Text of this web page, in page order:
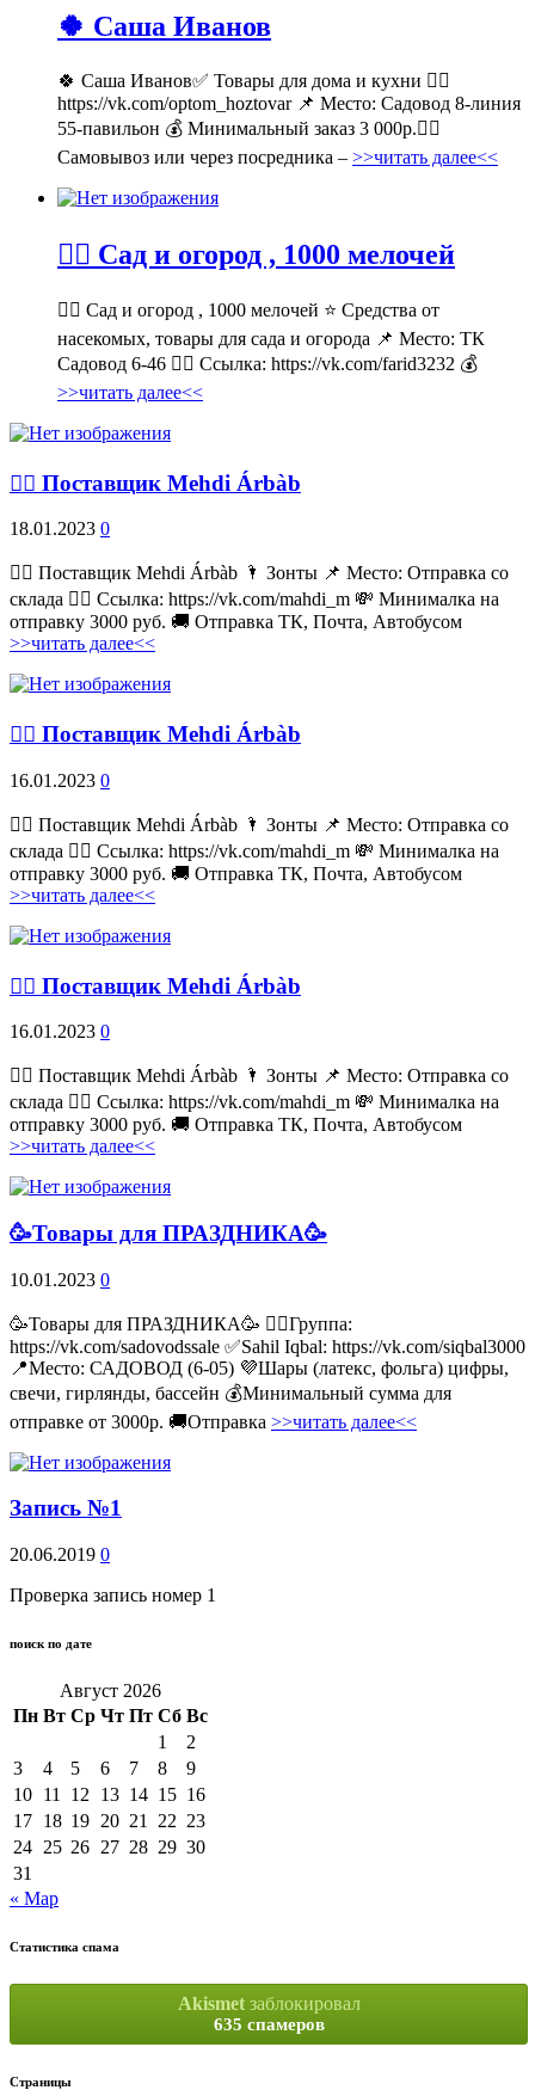
🍀 Саша Иванов
🍀 Саша Иванов✅ Товары для дома и кухни 👉🏻
https://vk.com/optom_hoztovar 📌 Место: Садовод 8-линия
55-павильон 💰 Минимальный заказ 3 000р.🚶‍♀
Самовывоз или через посредника – >>читать далее<<
💁‍♂ Сад и огород , 1000 мелочей
💁‍♂ Сад и огород , 1000 мелочей ⭐ Средства от
насекомых, товары для сада и огорода 📌 Место: ТК
Садовод 6-46 👉🏻 Ссылка: https://vk.com/farid3232 💰
>>читать далее<<
💁‍♂ Поставщик Mehdi Árbàb
18.01.2023 0
💁‍♂ Поставщик Mehdi Árbàb 🌂 Зонты 📌 Место: Отправка со
склада 👉🏻 Ссылка: https://vk.com/mahdi_m 💸 Минималка на
отправку 3000 руб. 🚚 Отправка ТК, Почта, Автобусом
>>читать далее<<
💁‍♂ Поставщик Mehdi Árbàb
16.01.2023 0
💁‍♂ Поставщик Mehdi Árbàb 🌂 Зонты 📌 Место: Отправка со
склада 👉🏻 Ссылка: https://vk.com/mahdi_m 💸 Минималка на
отправку 3000 руб. 🚚 Отправка ТК, Почта, Автобусом
>>читать далее<<
💁‍♂ Поставщик Mehdi Árbàb
16.01.2023 0
💁‍♂ Поставщик Mehdi Árbàb 🌂 Зонты 📌 Место: Отправка со
склада 👉🏻 Ссылка: https://vk.com/mahdi_m 💸 Минималка на
отправку 3000 руб. 🚚 Отправка ТК, Почта, Автобусом
>>читать далее<<
🥳Товары для ПРАЗДНИКА🥳
10.01.2023 0
🥳Товары для ПРАЗДНИКА🥳 👉🏻Группа:
https://vk.com/sadovodssale ✅Sahil Iqbal: https://vk.com/siqbal3000
📍Место: САДОВОД (6-05) 💜Шары (латекс, фольга) цифры,
свечи, гирлянды, бассейн 💰Минимальный сумма для
отправке от 3000р. 🚚Отправка >>читать далее<<
Запись №1
20.06.2019 0
Проверка запись номер 1
поиск по дате
Август 2026
Пн Вт Ср Чт Пт Сб Вс
1
2
3
4 5 6 7 8
9
10 11 12 13 14 15 16
17 18 19 20 21 22 23
24 25 26 27 28 29 30
31
« Мар
Статистика спама
Akismetзаблокировал
635 спамеров
Страницы